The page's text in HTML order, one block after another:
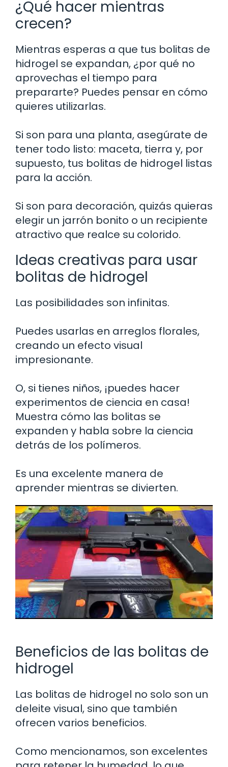
¿Qué hacer mientras
crecen?
Mientras esperas a que tus bolitas de
hidrogel se expandan, ¿por qué no
aprovechas el tiempo para
prepararte? Puedes pensar en cómo
quieres utilizarlas.
Si son para una planta, asegúrate de
tener todo listo: maceta, tierra y, por
supuesto, tus bolitas de hidrogel listas
para la acción.
Si son para decoración, quizás quieras
elegir un jarrón bonito o un recipiente
atractivo que realce su colorido.
Ideas creativas para usar
bolitas de hidrogel
Las posibilidades son infinitas.
Puedes usarlas en arreglos florales,
creando un efecto visual
impresionante.
O, si tienes niños, ¡puedes hacer
experimentos de ciencia en casa!
Muestra cómo las bolitas se
expanden y habla sobre la ciencia
detrás de los polímeros.
Es una excelente manera de
aprender mientras se divierten.
Beneficios de las bolitas de
hidrogel
Las bolitas de hidrogel no solo son un
deleite visual, sino que también
ofrecen varios beneficios.
Como mencionamos, son excelentes